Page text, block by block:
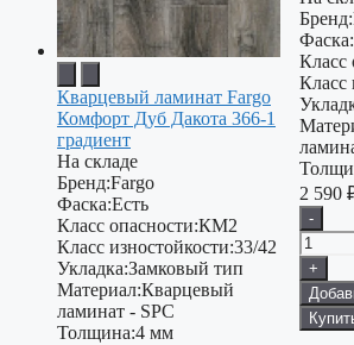
Кварцевый ламинат Fargo
Комфорт Дуб Дакота 366-1
градиент
На складе
Бренд:Fargo
Фаска:Есть
Класс опасности:КМ2
Класс изностойкости:33/42
Укладка:Замковый тип
Материал:Кварцевый
ламинат - SPC
Толщина:4 мм
Бренд:
Фаска:
Класс
Класс
2 590
-
+